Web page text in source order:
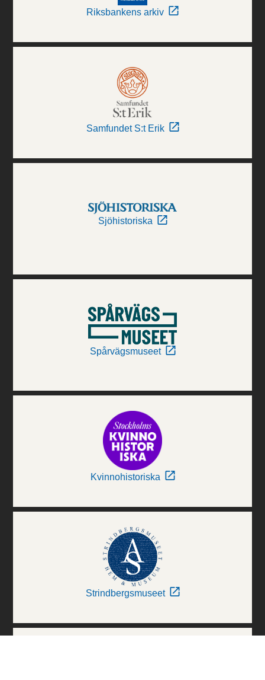
Riksbankens arkiv
Samfundet S:t Erik
Sjöhistoriska
Spårvägsmuseet
Kvinnohistoriska
Strindbergsmuseet